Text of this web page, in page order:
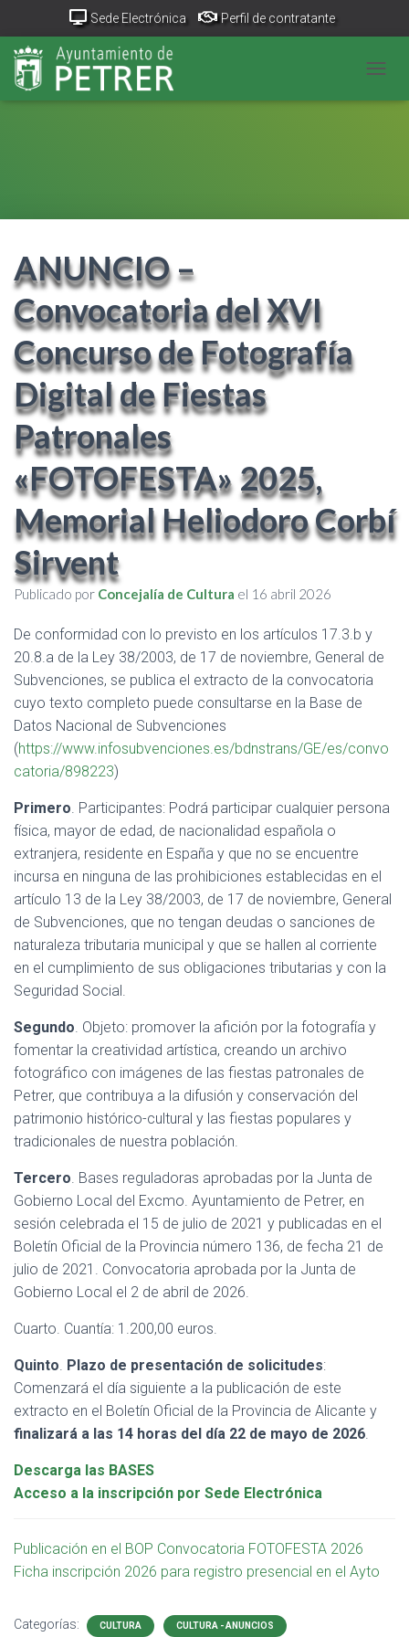
Sede Electrónica Perfil de contratante
Portal Transparencia
Canal de denuncias
ANUNCIO –
Convocatoria del XVI
Concurso de Fotografía
Digital de Fiestas
Patronales
«FOTOFESTA» 2025,
Memorial Heliodoro Corbí
Sirvent
Publicado por Concejalía de Cultura el 16 abril 2026
De conformidad con lo previsto en los artículos 17.3.b y
20.8.a de la Ley 38/2003, de 17 de noviembre, General de
Subvenciones, se publica el extracto de la convocatoria
cuyo texto completo puede consultarse en la Base de
Datos Nacional de Subvenciones
(https://www.infosubvenciones.es/bdnstrans/GE/es/convo
catoria/898223)
Primero. Participantes: Podrá participar cualquier persona
física, mayor de edad, de nacionalidad española o
extranjera, residente en España y que no se encuentre
incursa en ninguna de las prohibiciones establecidas en el
artículo 13 de la Ley 38/2003, de 17 de noviembre, General
de Subvenciones, que no tengan deudas o sanciones de
naturaleza tributaria municipal y que se hallen al corriente
en el cumplimiento de sus obligaciones tributarias y con la
Seguridad Social.
Segundo. Objeto: promover la afición por la fotografía y
fomentar la creatividad artística, creando un archivo
fotográfico con imágenes de las fiestas patronales de
Petrer, que contribuya a la difusión y conservación del
patrimonio histórico-cultural y las fiestas populares y
tradicionales de nuestra población.
Tercero. Bases reguladoras aprobadas por la Junta de
Gobierno Local del Excmo. Ayuntamiento de Petrer, en
sesión celebrada el 15 de julio de 2021 y publicadas en el
Boletín Oficial de la Provincia número 136, de fecha 21 de
julio de 2021. Convocatoria aprobada por la Junta de
Gobierno Local el 2 de abril de 2026.
Cuarto. Cuantía: 1.200,00 euros.
Quinto. Plazo de presentación de solicitudes:
Comenzará el día siguiente a la publicación de este
extracto en el Boletín Oficial de la Provincia de Alicante y
finalizará a las 14 horas del día 22 de mayo de 2026.
Descarga las BASES
Acceso a la inscripción por Sede Electrónica
Publicación en el BOP Convocatoria FOTOFESTA 2026
Ficha inscripción 2026 para registro presencial en el Ayto
Categorías: CULTURA CULTURA - ANUNCIOS